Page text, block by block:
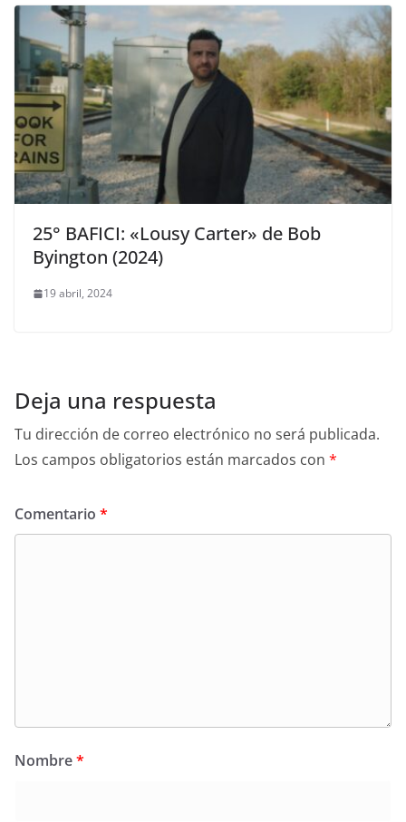
25° BAFICI: «Lousy Carter» de Bob
Byington (2024)
19 abril, 2024
Deja una respuesta
Tu dirección de correo electrónico no será publicada.
Los campos obligatorios están marcados con *
Comentario *
Nombre*